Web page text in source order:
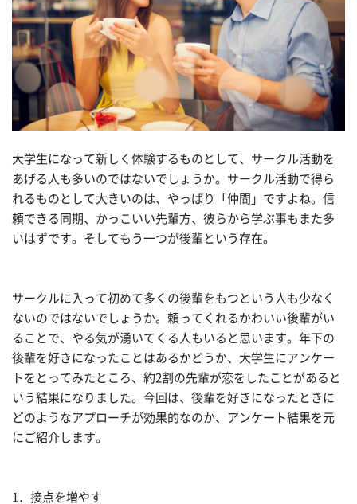
大学生になって新しく体験するものとして、サークル活動を
あげる人も多いのではないでしょうか。サークル活動で得ら
れるものとして大きいのは、やっぱり「仲間」ですよね。信
頼できる同期、かっこいい先輩方、彼らから学ぶ事もまた多
いはずです。そしてもう一つが後輩という存在。
サークルに入って初めて多くの後輩をもつという人も少なく
ないのではないでしょうか。頼ってくれるかわいい後輩がい
ることで、やる気が湧いてくる人もいると思います。年下の
後輩を好きになったことはあるかどうか、大学生にアンケー
トをとってみたところ、約2割の先輩が恋をしたことがあると
いう結果になりました。今回は、後輩を好きになったときに
どのようなアプローチが効果的なのか、アンケート結果を元
にご紹介します。
1．接点を増やす